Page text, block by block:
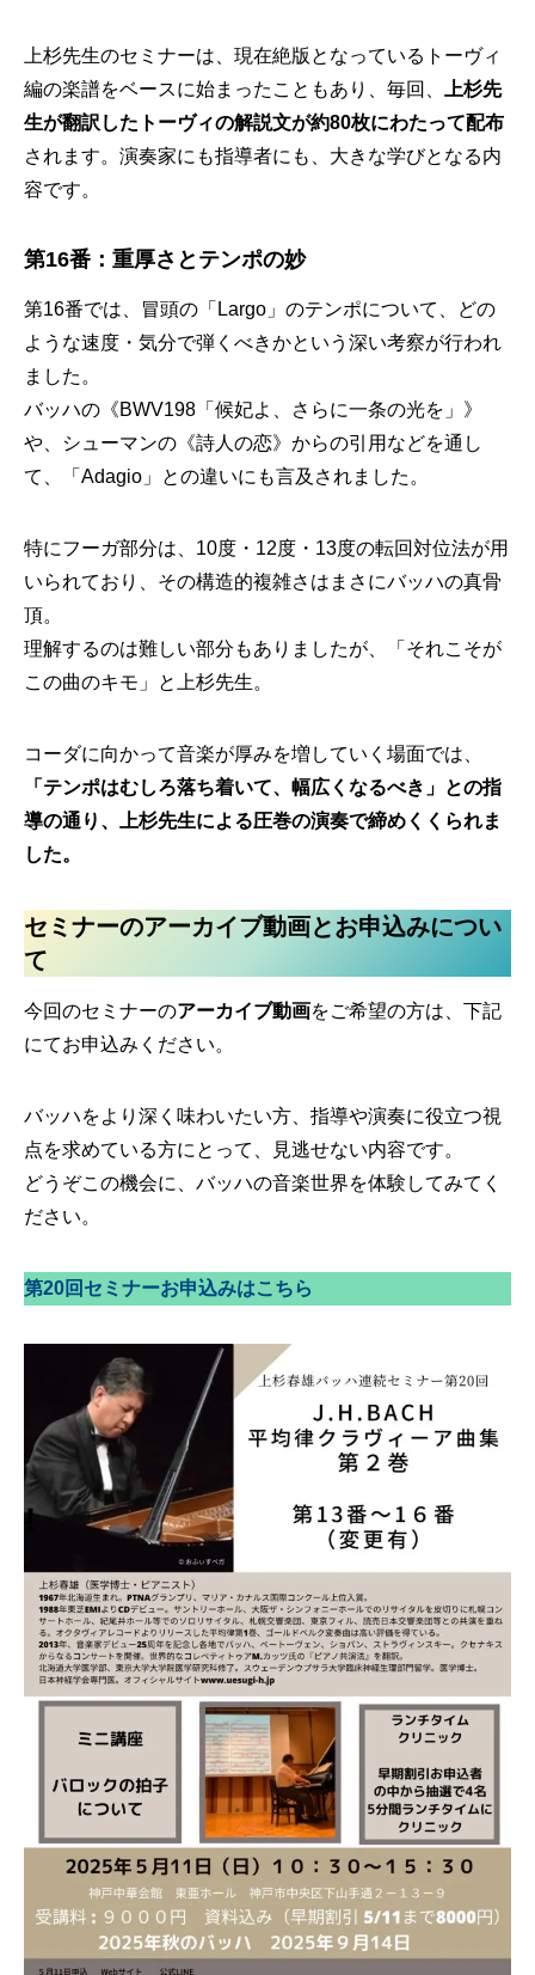
上杉先生のセミナーは、現在絶版となっているトーヴィ
編の楽譜をベースに始まったこともあり、毎回、
上杉先
生が翻訳したトーヴィの解説文が約80枚にわたって配布
されます。演奏家にも指導者にも、大きな学びとなる内
容です。
第16番：重厚さとテンポの妙
第16番では、冒頭の「Largo」のテンポについて、どの
ような速度・気分で弾くべきかという深い考察が行われ
ました。
バッハの《BWV198「候妃よ、さらに一条の光を」》
や、シューマンの《詩人の恋》からの引用などを通し
て、「Adagio」との違いにも言及されました。
特にフーガ部分は、10度・12度・13度の転回対位法が用
いられており、その構造的複雑さはまさにバッハの真骨
頂。
理解するのは難しい部分もありましたが、「それこそが
この曲のキモ」と上杉先生。
コーダに向かって音楽が厚みを増していく場面では、
「テンポはむしろ落ち着いて、幅広くなるべき」との指
導の通り、上杉先生による圧巻の演奏で締めくくられま
した。
セミナーのアーカイブ動画とお申込みについ
て
今回のセミナーのアーカイブ動画をご希望の方は、下記
にてお申込みください。
バッハをより深く味わいたい方、指導や演奏に役立つ視
点を求めている方にとって、見逃せない内容です。
どうぞこの機会に、バッハの音楽世界を体験してみてく
ださい。
第20回セミナーお申込みはこちら